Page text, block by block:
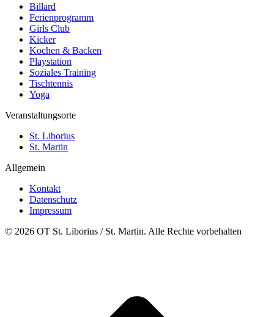
Billard
Ferienprogramm
Girls Club
Kicker
Kochen & Backen
Playstation
Soziales Training
Tischtennis
Yoga
Veranstaltungsorte
St. Liborius
St. Martin
Allgemein
Kontakt
Datenschutz
Impressum
© 2026 OT St. Liborius / St. Martin. Alle Rechte vorbehalten